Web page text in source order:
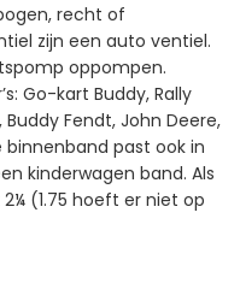
recht of
zijn een auto ventiel.
oppompen.
Go-kart Buddy, Rally
Fendt, John Deere,
binnenband past ook in
kinderwagen band. Als
2¼ (1.75 hoeft er niet op